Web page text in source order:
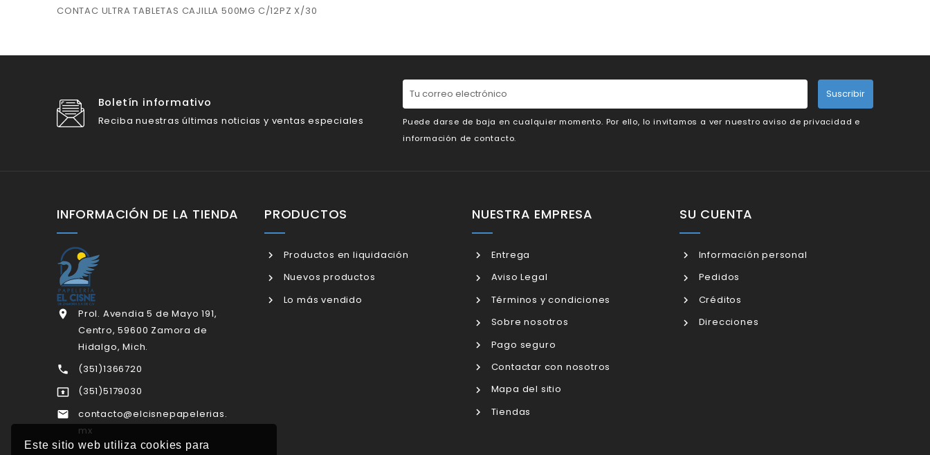
Este sitio web utiliza cookies para
CONTAC ULTRA TABLETAS CAJILLA 500MG C/12PZ X/30
Boletín informativo
Reciba nuestras últimas noticias y ventas especiales
Suscribir
Puede darse de baja en cualquier momento. Por ello, lo invitamos a ver nuestro aviso de privacidad e
información de contacto.
INFORMACIÓN DE LA TIENDA

Prol. Avendia 5 de Mayo 191,
Centro, 59600 Zamora de
Hidalgo, Mich.
 (351)1366720
 (351)5179030

contacto@elcisnepapelerias.
mx
PRODUCTOS
Productos en liquidación
Nuevos productos
Lo más vendido
NUESTRA EMPRESA
Entrega
Aviso Legal
Términos y condiciones
Sobre nosotros
Pago seguro
Contactar con nosotros
Mapa del sitio
Tiendas
SU CUENTA
Información personal
Pedidos
Créditos
Direcciones